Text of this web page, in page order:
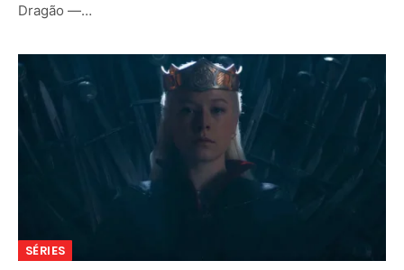
Dragão —…
SÉRIES